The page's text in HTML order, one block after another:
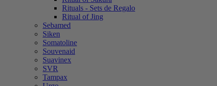
Rituals - Sets de Regalo
Ritual of Jing
Sebamed
Siken
Somatoline
Souvenaid
Suavinex
SVR
Tampax